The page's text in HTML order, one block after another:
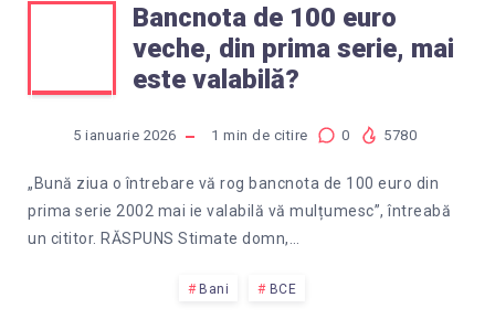
BANCNOTA
DE
100
EURO
VECHE,
Bancnota de 100 euro
veche, din prima serie, mai
este valabilă?
5 ianuarie 2026 1 min de citire 0 5780
„Bună ziua o întrebare vă rog bancnota de 100 euro din
prima serie 2002 mai ie valabilă vă mulțumesc”, întreabă
un cititor. RĂSPUNS Stimate domn,…
Bani BCE